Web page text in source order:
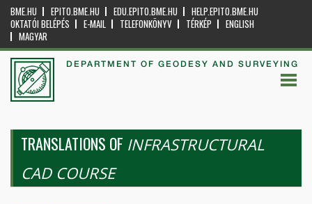
BME.HU EPITO.BME.HU EDU.EPITO.BME.HU
HELP.EPITO.BME.HU
OKTATÓI BELÉPÉS
E-MAIL TELEFONKÖNYV TÉRKÉP
ENGLISH
MAGYAR
DEPARTMENT OF GEODESY AND SURVEYING
TRANSLATIONS OF INFRASTRUCTURAL
CAD COURSE